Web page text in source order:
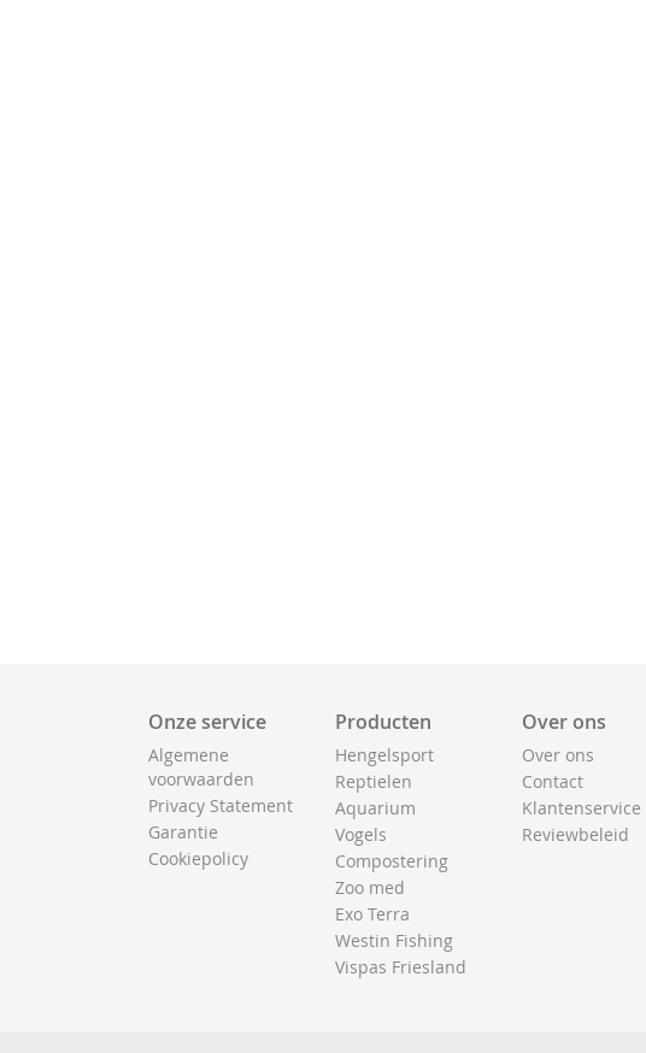
Onze service
Algemene
voorwaarden
Privacy Statement
Garantie
Cookiepolicy
Producten
Hengelsport
Reptielen
Aquarium
Vogels
Compostering
Zoo med
Exo Terra
Westin Fishing
Vispas Friesland
Over ons
Over ons
Contact
Klantenservice
Reviewbeleid